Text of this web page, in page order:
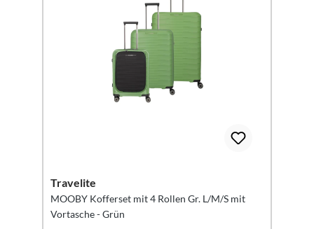
Travelite
MOOBY Kofferset mit 4 Rollen Gr. L/M/S mit
Vortasche - Grün